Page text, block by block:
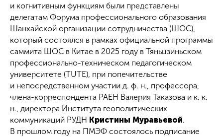
и когнитивным функциям были представлены
делегатам Форума профессионального образования
Шанхайской организации сотрудничества (ШОС),
который состоялся в рамках официальной программы
саммита ШОС в Китае в 2025 году в Тяньцзиньском
профессионально-техническом педагогическом
университете (TUTE), при попечительстве
и непосредственном участии д. ф. н., профессора,
члена-корреспондента РАЕН Валерия Таказова и к. к.
н., директора Института геополитических
коммуникаций РУДН Кристины Муравьевой.
В прошлом году на ПМЭФ состоялось подписание